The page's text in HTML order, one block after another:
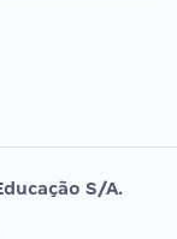
ORDEM
S/A.